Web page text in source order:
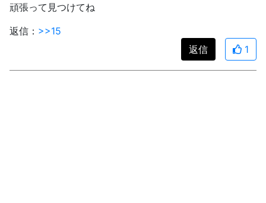
頑張って見つけてね
返信： >>15
返信
1